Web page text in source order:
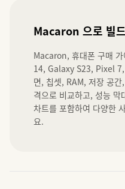
Macaron 으로 빌드
Macaron, 휴대폰 구매
14, Galaxy S23, Pixel
면, 칩셋, RAM, 저장 공
격으로 비교하고, 성능 막
차트를 포함하여 다양한
요.